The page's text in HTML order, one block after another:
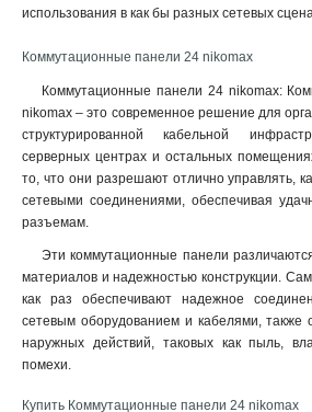
использования в как бы разных сетевых
Коммутационные панели 24 nikomax
Коммутационные панели 24 nikomax:
nikomax – это современное решение для
структурированной кабельной
серверных центрах и остальных
то, что они разрешают отлично управлять,
сетевыми соединениями, обеспечивая
разъемам.
Эти коммутационные панели
материалов и надежностью конструкции.
как раз обеспечивают надежное
сетевым оборудованием и кабелями, также
наружных действий, таковых как пыль,
помехи.
Купить Коммутационные панели 24 nikomax